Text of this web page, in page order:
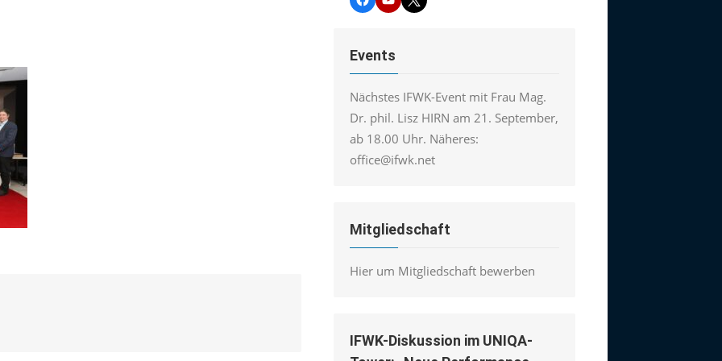
Events
Nächstes IFWK-Event mit Frau Mag.
Dr. phil. Lisz HIRN am 21. September,
ab 18.00 Uhr. Näheres:
office@ifwk.net
Mitgliedschaft
Hier um Mitgliedschaft bewerben
IFWK-Diskussion im UNIQA-